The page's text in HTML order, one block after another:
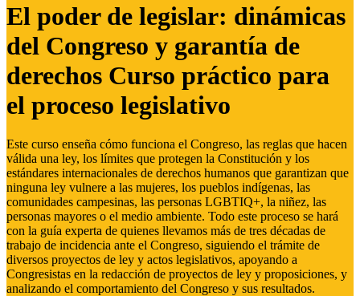
El poder de legislar: dinámicas
del Congreso y garantía de
derechos Curso práctico para
el proceso legislativo
Este curso enseña cómo funciona el Congreso, las reglas que hacen
válida una ley, los límites que protegen la Constitución y los
estándares internacionales de derechos humanos que garantizan que
ninguna ley vulnere a las mujeres, los pueblos indígenas, las
comunidades campesinas, las personas LGBTIQ+, la niñez, las
personas mayores o el medio ambiente. Todo este proceso se hará
con la guía experta de quienes llevamos más de tres décadas de
trabajo de incidencia ante el Congreso, siguiendo el trámite de
diversos proyectos de ley y actos legislativos, apoyando a
Congresistas en la redacción de proyectos de ley y proposiciones, y
analizando el comportamiento del Congreso y sus resultados.